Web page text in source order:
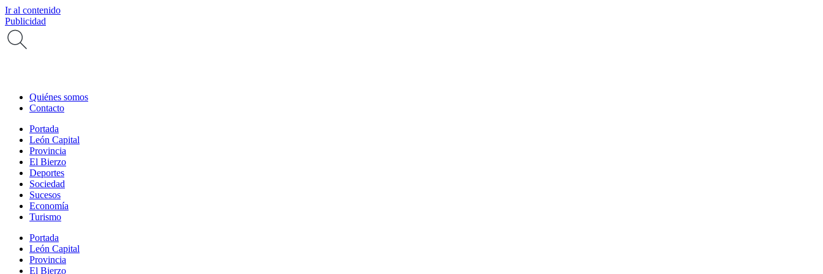
Ir al contenido
Publicidad
Quiénes somos
Contacto
Portada
León Capital
Provincia
El Bierzo
Deportes
Sociedad
Sucesos
Economía
Turismo
Portada
León Capital
Provincia
El Bierzo